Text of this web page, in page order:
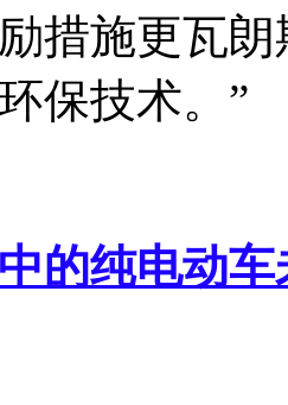
措施更瓦
保技术。”
的纯电动车